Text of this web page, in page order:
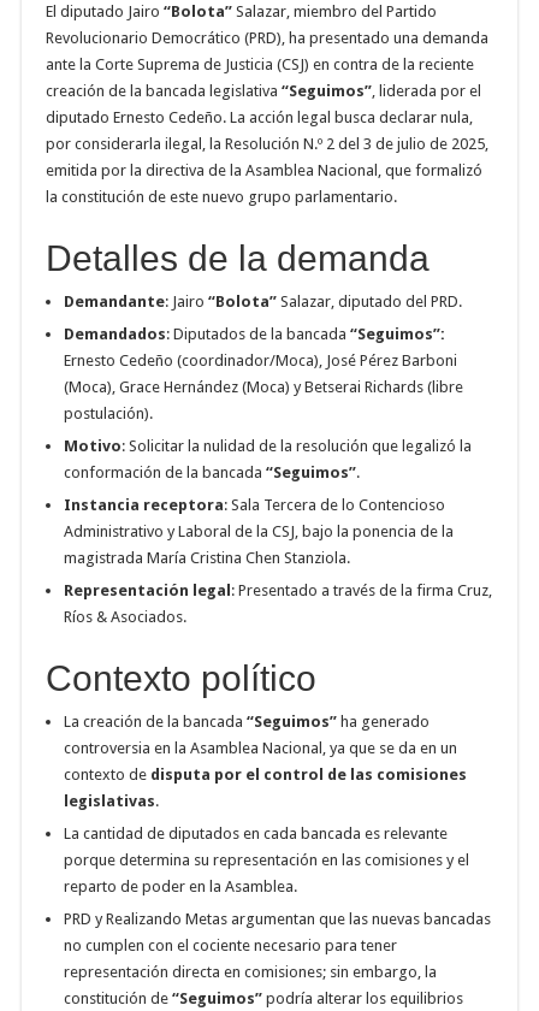
El diputado Jairo “Bolota” Salazar, miembro del Partido
Revolucionario Democrático (PRD), ha presentado una demanda
ante la Corte Suprema de Justicia (CSJ) en contra de la reciente
creación de la bancada legislativa“Seguimos” , liderada por el
diputado Ernesto Cedeño. La acción legal busca declarar nula,
por considerarla ilegal, la Resolución N.º 2 del 3 de julio de 2025,
emitida por la directiva de la Asamblea Nacional, que formalizó
la constitución de este nuevo grupo parlamentario.
Detalles de la demanda
Demandante: Jairo“Bolota”Salazar, diputado del PRD.
Demandados: Diputados de la bancada “Seguimos”:
Ernesto Cedeño (coordinador/Moca), José Pérez Barboni
(Moca), Grace Hernández (Moca) y Betserai Richards (libre
postulación).
Motivo: Solicitar la nulidad de la resolución que legalizó la
conformación de la bancada“Seguimos”.
Instancia receptora: Sala Tercera de lo Contencioso
Administrativo y Laboral de la CSJ, bajo la ponencia de la
magistrada María Cristina Chen Stanziola.
Representación legal : Presentado a través de la firma Cruz,
Ríos & Asociados.
Contexto político
La creación de la bancada “Seguimos” ha generado
controversia en la Asamblea Nacional, ya que se da en un
contexto de disputa por el control de las comisiones
legislativas.
La cantidad de diputados en cada bancada es relevante
porque determina su representación en las comisiones y el
reparto de poder en la Asamblea.
PRD y Realizando Metas argumentan que las nuevas bancadas
no cumplen con el cociente necesario para tener
representación directa en comisiones; sin embargo, la
constitución de“Seguimos” podría alterar los equilibrios